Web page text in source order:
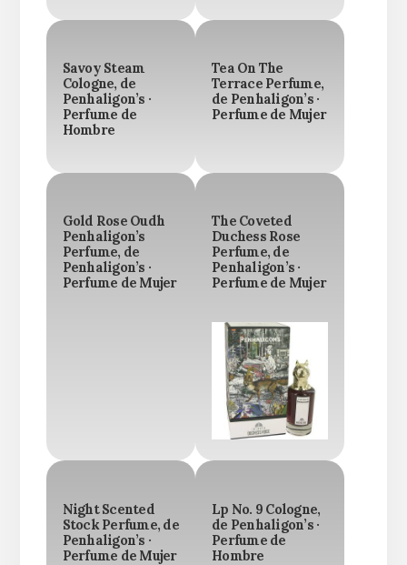
Savoy Steam
Cologne, de
Penhaligon’s ·
Perfume de
Hombre
Tea On The
Terrace Perfume,
de Penhaligon’s ·
Perfume de Mujer
Gold Rose Oudh
Penhaligon’s
Perfume, de
Penhaligon’s ·
Perfume de Mujer
The Coveted
Duchess Rose
Perfume, de
Penhaligon’s ·
Perfume de Mujer
Night Scented
Stock Perfume, de
Penhaligon’s ·
Perfume de Mujer
Lp No. 9 Cologne,
de Penhaligon’s ·
Perfume de
Hombre